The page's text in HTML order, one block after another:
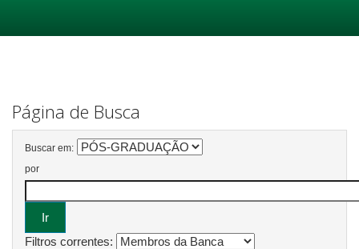
Página de Busca
Buscar em:
por
Filtros correntes: